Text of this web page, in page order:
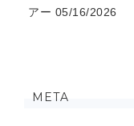
アー 05/16/2026
META